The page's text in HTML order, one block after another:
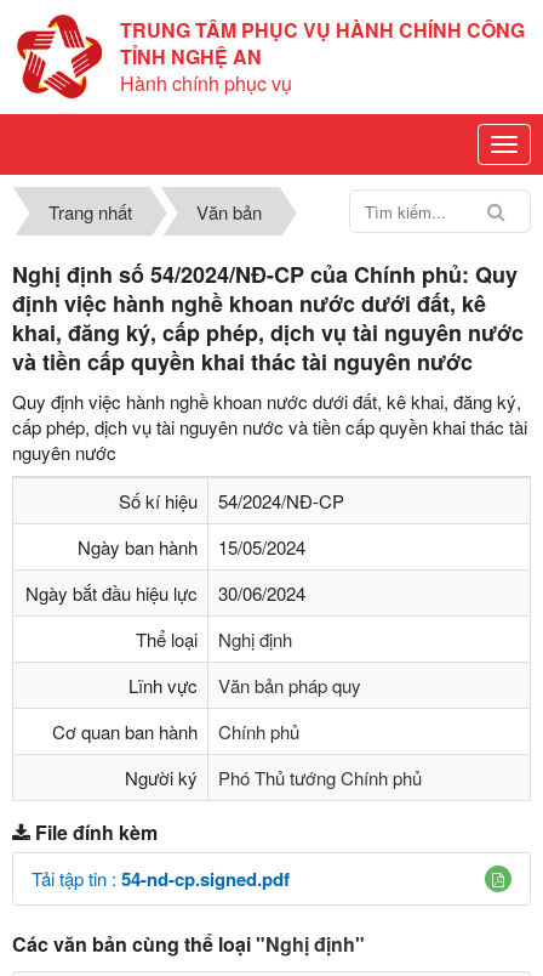
TRUNG TÂM PHỤC VỤ HÀNH CHÍNH CÔNG
TỈNH NGHỆ AN
Hành chính phục vụ
Trang nhất Văn bản
Nghị định số 54/2024/NĐ-CP của Chính phủ: Quy
định việc hành nghề khoan nước dưới đất, kê
khai, đăng ký, cấp phép, dịch vụ tài nguyên nước
và tiền cấp quyền khai thác tài nguyên nước
Quy định việc hành nghề khoan nước dưới đất, kê khai, đăng ký,
cấp phép, dịch vụ tài nguyên nước và tiền cấp quyền khai thác tài
nguyên nước
Số kí hiệu
54/2024/NĐ-CP
Ngày ban hành
15/05/2024
Ngày bắt đầu hiệu lực
30/06/2024
Thể loại
Nghị định
Lĩnh vực
Văn bản pháp quy
Cơ quan ban hành
Chính phủ
Người ký
Phó Thủ tướng Chính phủ
File đính kèm
Tải tập tin : 54-nd-cp.signed.pdf
Các văn bản cùng thể loại"Nghị định"